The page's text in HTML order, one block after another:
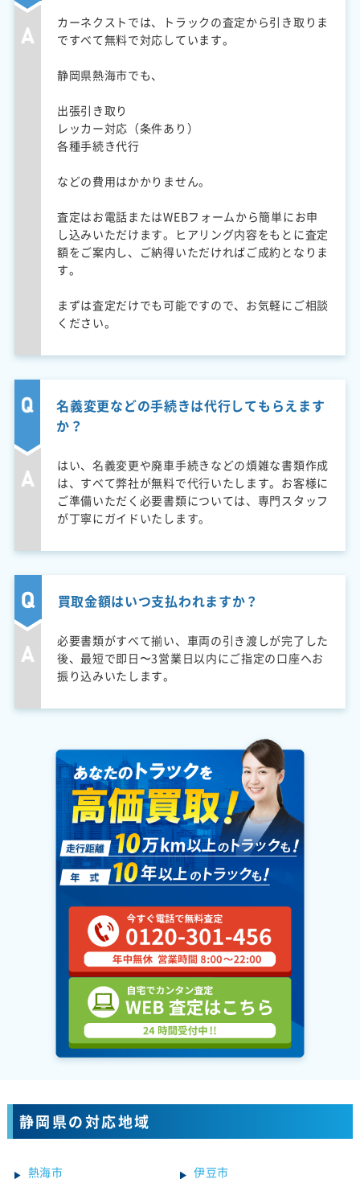
カーネクストでは、トラックの査定から引き取りま
ですべて無料で対応しています。
静岡県熱海市でも、
出張引き取り
レッカー対応（条件あり）
各種手続き代行
などの費用はかかりません。
査定はお電話またはWEBフォームから簡単にお申
し込みいただけます。ヒアリング内容をもとに査定
額をご案内し、ご納得いただければご成約となりま
す。
まずは査定だけでも可能ですので、お気軽にご相談
ください。
名義変更などの手続きは代行してもらえます
か？
はい、名義変更や廃車手続きなどの煩雑な書類作成
は、すべて弊社が無料で代行いたします。お客様に
ご準備いただく必要書類については、専門スタッフ
が丁寧にガイドいたします。
買取金額はいつ支払われますか？
必要書類がすべて揃い、車両の引き渡しが完了した
後、最短で即日〜3営業日以内にご指定の口座へお
振り込みいたします。
静岡県の対応地域
熱海市 伊豆市